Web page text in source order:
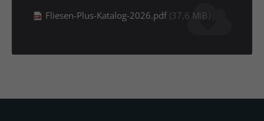
Fliesen-Plus-Katalog-2026.pdf (37,6 MiB)